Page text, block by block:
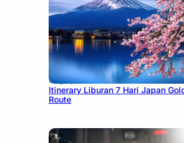
July 7, 2026
Itinerary Liburan 7 Hari Japan
Route